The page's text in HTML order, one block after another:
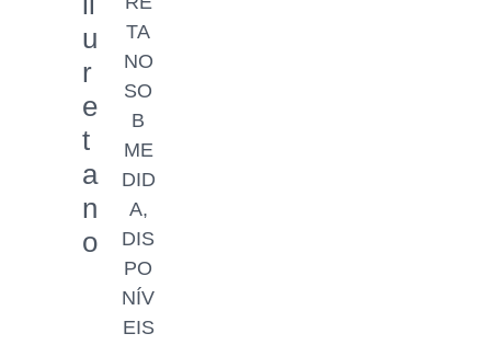
u
r
e
t
a
n
o
TA
NO
SO
B
ME
DID
A,
DIS
PO
NÍV
EIS